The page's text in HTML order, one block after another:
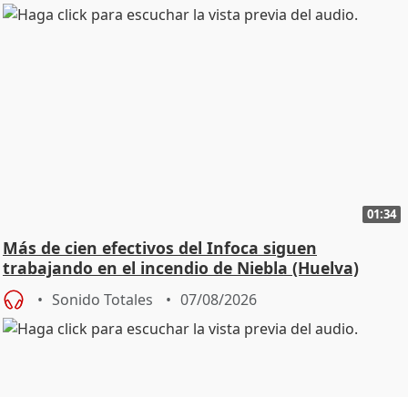
01:34
Más de cien efectivos del Infoca siguen
trabajando en el incendio de Niebla (Huelva)
Sonido Totales 07/08/2026